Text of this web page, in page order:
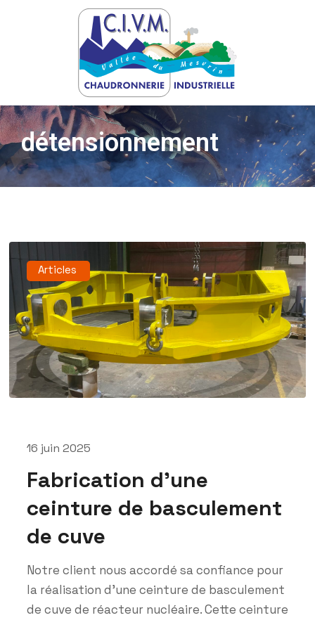
détensionnement
Articles
16 juin 2025
Fabrication d’une
ceinture de basculement
de cuve
Notre client nous accordé sa confiance pour
la réalisation d’une ceinture de basculement
de cuve de réacteur nucléaire. Cette ceinture